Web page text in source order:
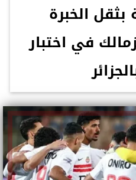
بثقل الخبرة
في اختبار